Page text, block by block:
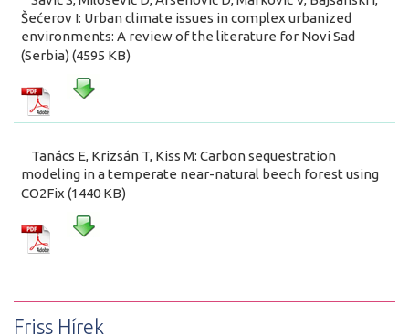
Šećerov I: Urban climate issues in complex urbanized
environments: A review of the literature for Novi Sad
(Serbia) (4595 KB)
Tanács E, Krizsán T, Kiss M: Carbon sequestration
modeling in a temperate near-natural beech forest using
CO2Fix (1440 KB)
Friss Hírek